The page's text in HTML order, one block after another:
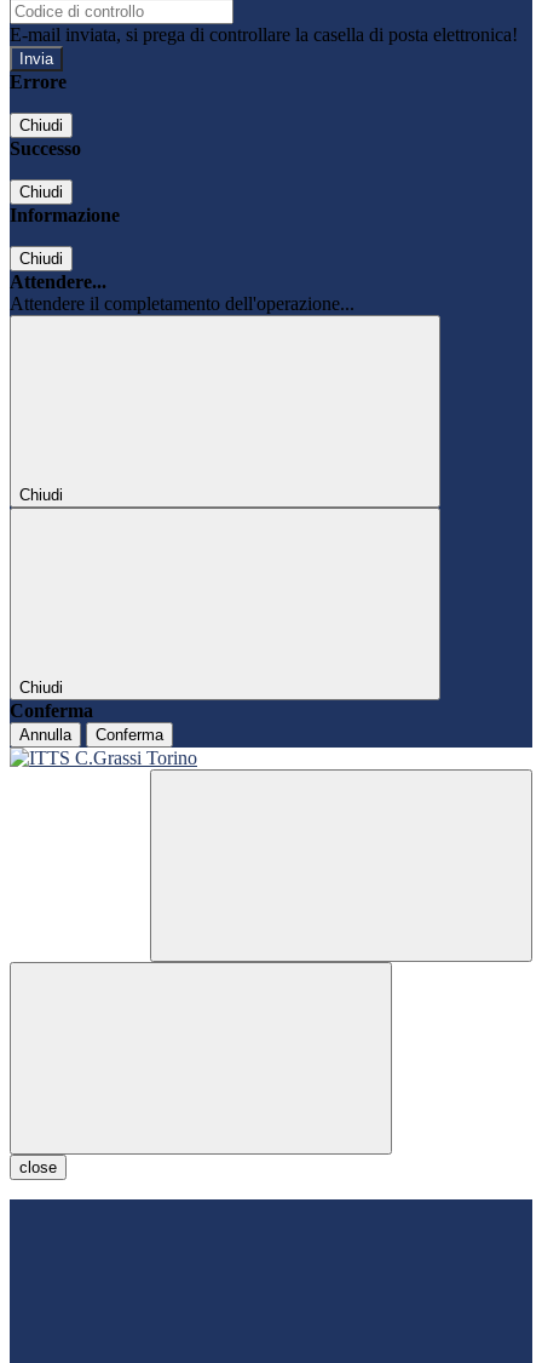
E-mail inviata, si prega di controllare la casella di posta elettronica!
Errore
Chiudi
Successo
Chiudi
Informazione
Chiudi
Attendere...
Attendere il completamento dell'operazione...
Chiudi
Chiudi
Conferma
Annulla Conferma
close